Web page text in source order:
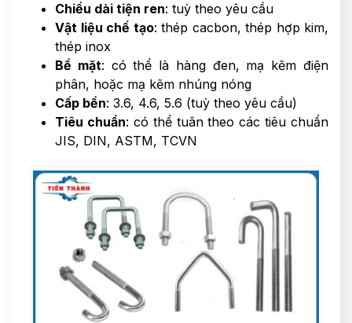
Chiều dài tiện ren: tuỳ theo yêu cầu
Vật liệu chế tạo: thép cacbon, thép hợp kim,
thép inox
Bề mặt: có thể là hàng đen, mạ kẽm điện
phân, hoặc mạ kẽm nhúng nóng
Cấp bền: 3.6, 4.6, 5.6 (tuỳ theo yêu cầu)
Tiêu chuẩn: có thể tuân theo các tiêu chuẩn
JIS, DIN, ASTM, TCVN